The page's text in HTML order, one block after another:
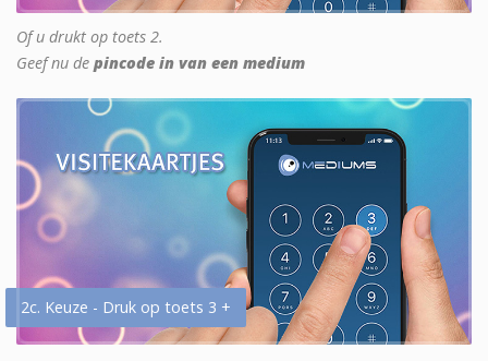
Of u drukt op toets 2.
Geef nu de pincode in van een medium
2c. Keuze - Druk op toets 3 +